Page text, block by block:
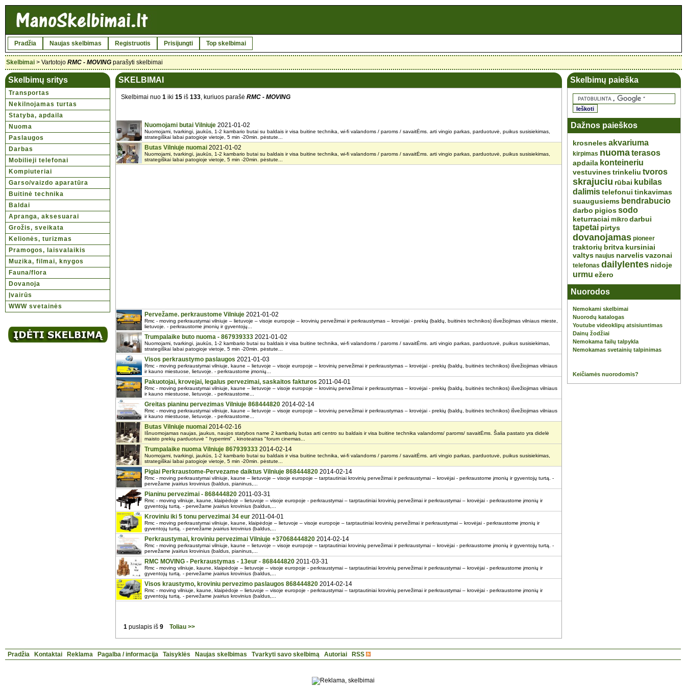
Pradžia Naujas skelbimas Registruotis Prisijungti Top skelbimai
Skelbimai > Vartotojo RMC - MOVING parašyti skelbimai
Skelbimų sritys
Transportas
Nekilnojamas turtas
Statyba, apdaila
Nuoma
Paslaugos
Darbas
Mobilieji telefonai
Kompiuteriai
Garso/vaizdo aparatūra
Buitinė technika
Baldai
Apranga, aksesuarai
Grožis, sveikata
Kelionės, turizmas
Pramogos, laisvalaikis
Muzika, filmai, knygos
Fauna/flora
Dovanoja
Įvairūs
WWW svetainės
SKELBIMAI
Skelbimai nuo 1 iki 15 iš 133, kuriuos parašė RMC - MOVING
Nuomojami butai Vilniuje 2021-01-02
Nuomojami, tvarkingi, jaukūs, 1-2 kambario butai su baldais ir visa buitine technika, wi-fi valandoms / paroms / savaitĖms. arti vingio parkas, parduotuvė, puikus susisiekimas,
strategiškai labai patogioje vietoje, 5 min -20min. pėstute...
Butas Vilniuje nuomai 2021-01-02
Nuomojami, tvarkingi, jaukūs, 1-2 kambario butai su baldais ir visa buitine technika, wi-fi valandoms / paroms / savaitĖms. arti vingio parkas, parduotuvė, puikus susisiekimas,
strategiškai labai patogioje vietoje, 5 min -20min. pėstute...
Pervežame. perkraustome Vilniuje 2021-01-02
Rmc - moving perkraustymai vilniuje – lietuvoje – visoje europoje – krovinių pervežimai ir perkraustymas – krovėjai - prekių (baldų, buitinės technikos) išvežiojimas vilniaus mieste,
lietuvoje. - perkraustome įmonių ir gyventojų...
Trumpalaike buto nuoma - 867939333 2021-01-02
Nuomojami, tvarkingi, jaukūs, 1-2 kambario butai su baldais ir visa buitine technika, wi-fi valandoms / paroms / savaitĖms. arti vingio parkas, parduotuvė, puikus susisiekimas,
strategiškai labai patogioje vietoje, 5 min -20min. pėstute...
Visos perkraustymo paslaugos 2021-01-03
Rmc - moving perkraustymai vilniuje, kaune – lietuvoje – visoje europoje – krovinių pervežimai ir perkraustymas – krovėjai - prekių (baldų, buitinės technikos) išvežiojimas vilniaus
ir kauno miestuose, lietuvoje. - perkraustome įmonių...
Pakuotojai, krovejai, legalus pervezimai, saskaitos fakturos 2011-04-01
Rmc - moving perkraustymai vilniuje, kaune – lietuvoje – visoje europoje – krovinių pervežimai ir perkraustymas – krovėjai - prekių (baldų, buitinės technikos) išvežiojimas vilniaus
ir kauno miestuose, lietuvoje. - perkraustome...
Greitas pianinu pervezimas Vilniuje 868444820 2014-02-14
Rmc - moving perkraustymai vilniuje, kaune – lietuvoje – visoje europoje – krovinių pervežimai ir perkraustymas – krovėjai - prekių (baldų, buitinės technikos) išvežiojimas vilniaus
ir kauno miestuose, lietuvoje. - perkraustome...
Butas Vilniuje nuomai 2014-02-16
Išnuomojamas naujas, jaukus, naujos statybos name 2 kambarių butas arti centro su baldais ir visa buitine technika valandoms/ paroms/ savaitĖms. Šalia pastato yra didelė
maisto prekių parduotuvė " hyperrimi" , kinoteatras "forum cinemas...
Trumpalaike nuoma Vilniuje 867939333 2014-02-14
Nuomojami, tvarkingi, jaukūs, 1-2 kambario butai su baldais ir visa buitine technika, wi-fi valandoms / paroms / savaitĖms. arti vingio parkas, parduotuvė, puikus susisiekimas,
strategiškai labai patogioje vietoje, 5 min -20min. pėstute...
Pigiai Perkraustome-Pervezame daiktus Vilniuje 868444820 2014-02-14
Rmc - moving perkraustymai vilniuje, kaune – lietuvoje – visoje europoje – tarptautiniai krovinių pervežimai ir perkraustymai – krovėjai - perkraustome įmonių ir gyventojų turtą. -
pervežame įvairius krovinius (baldus, pianinus,...
Pianinu pervezimai - 868444820 2011-03-31
Rmc - moving vilniuje, kaune, klaipėdoje – lietuvoje – visoje europoje - perkraustymai – tarptautiniai krovinių pervežimai ir perkraustymai – krovėjai - perkraustome įmonių ir
gyventojų turtą. - pervežame įvairius krovinius (baldus,...
Kroviniu iki 5 tonu pervezimai 34 eur 2011-04-01
Rmc - moving perkraustymai vilniuje, kaune, klaipėdoje – lietuvoje – visoje europoje – tarptautiniai krovinių pervežimai ir perkraustymai – krovėjai - perkraustome įmonių ir
gyventojų turtą. - pervežame įvairius krovinius (baldus,...
Perkraustymai, kroviniu pervezimai Vilniuje +37068444820 2014-02-14
Rmc - moving perkraustymai vilniuje, kaune – lietuvoje – visoje europoje – tarptautiniai krovinių pervežimai ir perkraustymai – krovėjai - perkraustome įmonių ir gyventojų turtą. -
pervežame įvairius krovinius (baldus, pianinus,...
RMC MOVING - Perkraustymas - 13eur - 868444820 2011-03-31
Rmc - moving vilniuje, kaune, klaipėdoje – lietuvoje – visoje europoje - perkraustymai – tarptautiniai krovinių pervežimai ir perkraustymai – krovėjai - perkraustome įmonių ir
gyventojų turtą. - pervežame įvairius krovinius (baldus,...
Visos kraustymo, kroviniu pervezimo paslaugos 868444820 2014-02-14
Rmc - moving vilniuje, kaune, klaipėdoje – lietuvoje – visoje europoje - perkraustymai – tarptautiniai krovinių pervežimai ir perkraustymai – krovėjai - perkraustome įmonių ir
gyventojų turtą. - pervežame įvairius krovinius (baldus,...
1 puslapis iš 9 Toliau >>
Skelbimų paieška
Dažnos paieškos
krosnelesakvariuma
kirpimas nuomaterasos
apdaila konteineriu
vestuvinestrinkeliu tvoros
skrajuciu rūbai kubilas
dalimistelefonui tinkavimas
suaugusiems bendrabucio
darbo pigiossodo
keturraciai mikro darbui
tapetai pirtys
dovanojamas pioneer
traktorių britva kursiniai
valtys naujus narvelisvazonai
telefonas dailylentes nidoje
urmu ežero
Nuorodos
Nemokami skelbimai
Nuorodų katalogas
Youtube videoklipų atsisiuntimas
Dainų žodžiai
Nemokama failų talpykla
Nemokamas svetainių talpinimas
Keičiamės nuorodomis?
Pradžia Kontaktai Reklama Pagalba / informacija Taisyklės Naujas skelbimas Tvarkyti savo skelbimą Autoriai RSS